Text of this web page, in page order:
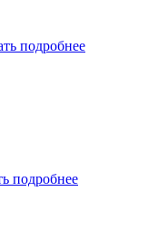
подробнее
подробнее